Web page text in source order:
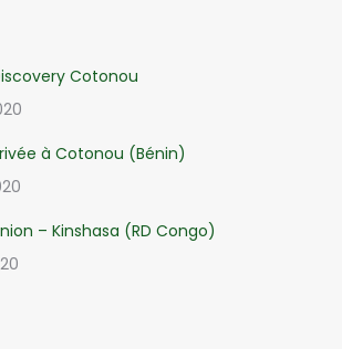
Cotonou
à Cotonou (Bénin)
– Kinshasa (RD Congo)